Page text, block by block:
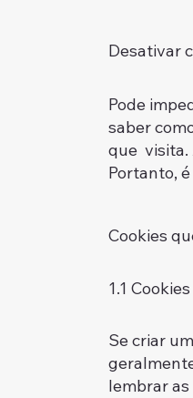
Desativar
Pode
saber
que visita.
Portanto,
Cookies
1.1
Se criar
lembrar